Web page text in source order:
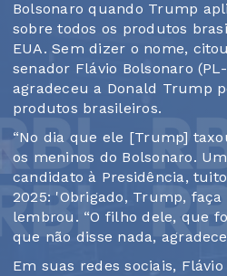
Bolsonaro quando Trump
sobre todos os produtos
EUA. Sem dizer o nome,
senador Flávio Bolsonaro
agradeceu a Donald Trump
produtos brasileiros.
“No dia que ele [Trump]
os meninos do Bolsonaro.
candidato à Presidência,
2025: 'Obrigado, Trump, faça
lembrou. “O filho dele, que
que não disse nada,
Em suas redes sociais,